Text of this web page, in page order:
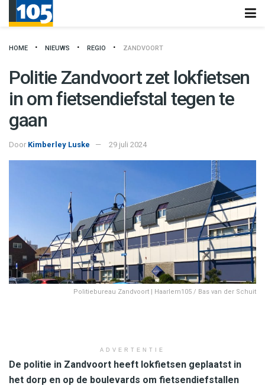
HOME NIEUWS REGIO ZANDVOORT
Politie Zandvoort zet lokfietsen
in om fietsendiefstal tegen te
gaan
Door Kimberley Luske 29 juli 2024
Politiebureau Zandvoort | Haarlem105 / Bas van der Schuit
ADVERTENTIE
De politie in Zandvoort heeft lokfietsen geplaatst in
het dorp en op de boulevards om fietsendiefstallen